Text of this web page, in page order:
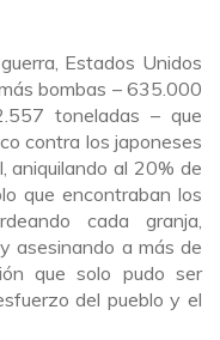
Estados Unidos
bombas – 635.000
toneladas – que
contra los japoneses
aniquilando al 20% de
que encontraban los
cada granja,
asesinando a más de
que solo pudo ser
del pueblo y el